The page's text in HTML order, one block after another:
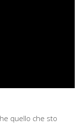
quello che sto